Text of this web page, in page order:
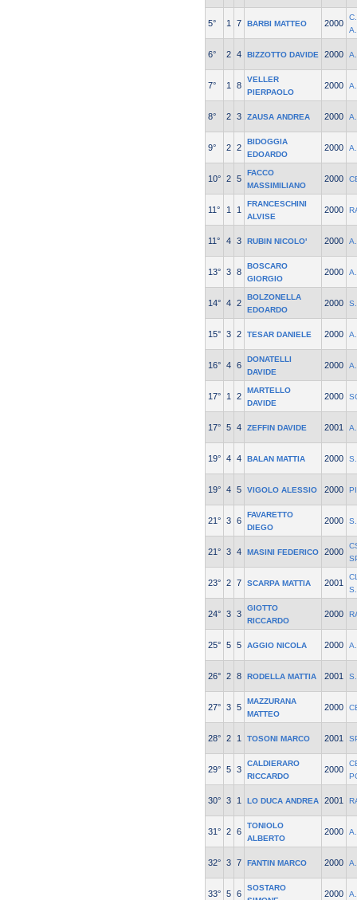
5° 1 7 BARBI MATTEO 2000
6° 2 4 BIZZOTTO DAVIDE 2000
7° 1 8
VELLER
PIERPAOLO
2000
8° 2 3 ZAUSA ANDREA 2000
9° 2 2
BIDOGGIA
EDOARDO
2000
10° 2 5
FACCO
MASSIMILIANO
2000
11° 1 1
FRANCESCHINI
ALVISE
2000
11° 4 3 RUBIN NICOLO' 2000
13° 3 8
BOSCARO
GIORGIO
2000
14° 4 2
BOLZONELLA
EDOARDO
2000
15° 3 2 TESAR DANIELE 2000
16° 4 6
DONATELLI
DAVIDE
2000
17° 1 2
MARTELLO
DAVIDE
2000
17° 5 4 ZEFFIN DAVIDE 2001
19° 4 4 BALAN MATTIA 2000
19° 4 5 VIGOLO ALESSIO 2000
21° 3 6
FAVARETTO
DIEGO
2000
21° 3 4 MASINI FEDERICO 2000
23° 2 7 SCARPA MATTIA 2001
24° 3 3
GIOTTO
RICCARDO
2000
25° 5 5 AGGIO NICOLA 2000
26° 2 8 RODELLA MATTIA 2001
27° 3 5
MAZZURANA
MATTEO
2000
28° 2 1 TOSONI MARCO 2001
29° 5 3
CALDIERARO
RICCARDO
2000
30° 3 1 LO DUCA ANDREA 2001
31° 2 6
TONIOLO
ALBERTO
2000
32° 3 7 FANTIN MARCO 2000
33° 5 6
SOSTARO
2000